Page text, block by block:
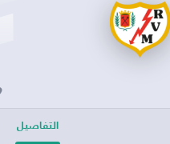
التفاصيل